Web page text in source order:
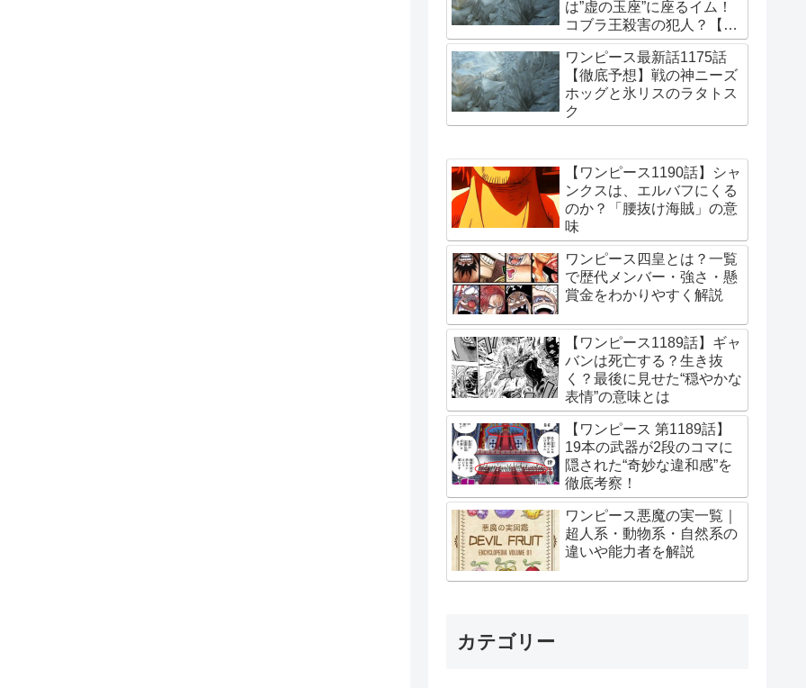
は”虚の玉座”に座るイム！
コブラ王殺害の犯人？【更
新・2026/7/15】
ワンピース最新話1175話
【徹底予想】戦の神ニーズ
ホッグと氷リスのラタトス
ク
【ワンピース1190話】シャ
ンクスは、エルバフにくる
のか？「腰抜け海賊」の意
味
ワンピース四皇とは？一覧
で歴代メンバー・強さ・懸
賞金をわかりやすく解説
【ワンピース1189話】ギャ
バンは死亡する？生き抜
く？最後に見せた“穏やかな
表情”の意味とは
【ワンピース 第1189話】
19本の武器が2段のコマに
隠された“奇妙な違和感”を
徹底考察！
ワンピース悪魔の実一覧｜
超人系・動物系・自然系の
違いや能力者を解説
カテゴリー